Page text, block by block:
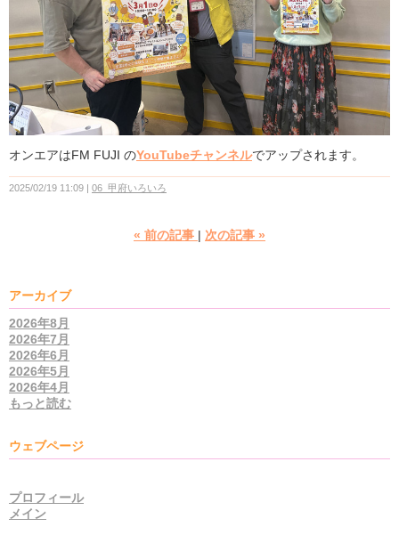
オンエアはFM FUJI のYouTubeチャンネルでアップされます。
2025/02/19 11:09 06_甲府いろいろ
« 前の記事 次の記事 »
アーカイブ
2026年8月
2026年7月
2026年6月
2026年5月
2026年4月
もっと読む
ウェブページ
プロフィール
メイン